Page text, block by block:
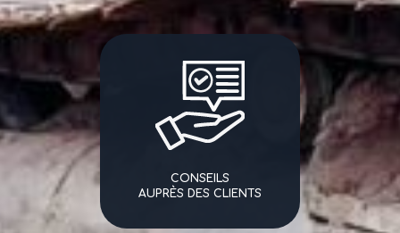
CONSEILS
AUPRÈS DES CLIENTS